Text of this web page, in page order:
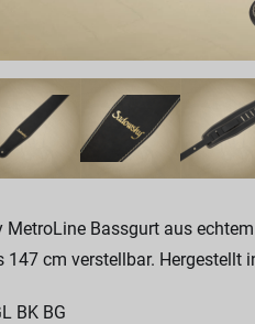
MetroLine Bassgurt aus
147 cm verstellbar. Hergestellt
BK BG